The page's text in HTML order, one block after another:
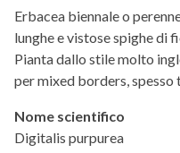
Erbacea biennale o
lunghe e vistose spighe di
Pianta dallo stile molto
per mixed borders,
Nome scientifico
Digitalis purpurea